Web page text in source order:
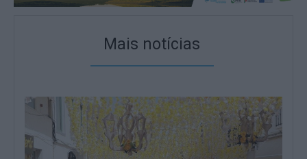
Mais notícias